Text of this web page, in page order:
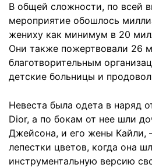
В общей сложности, по всей
мероприятие обошлось
жениху как минимум в 20
Они также пожертвовали 26
благотворительным
детские больницы и
Невеста была одета в наряд
Dior, а по бокам от нее шли
Джейсона, и его жены Кайли,
лепестки цветов, когда она
инструментальную версию